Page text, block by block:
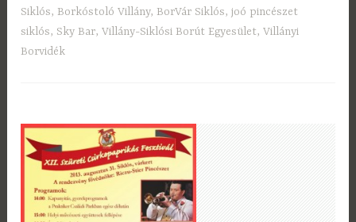
Siklós, Borkóstoló Villány, BorVár Siklós,joó pincészet
siklós, Sky Bar,Villány-Siklósi Borút Egyesület,Villányi
Borvidék